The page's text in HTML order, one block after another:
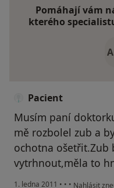
Pomáhají vám
kterého
Pacient
Musím paní
mě rozbolel zub a
ochotna ošetřit.Zub
vytrhnout,měla to
1. ledna 2011 • • • podle
Nahlásit